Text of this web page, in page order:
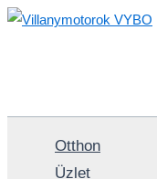
Skip
Otthon
Üzlet